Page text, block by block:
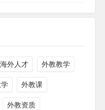
海外人才 外教教学
外教课
外教资质